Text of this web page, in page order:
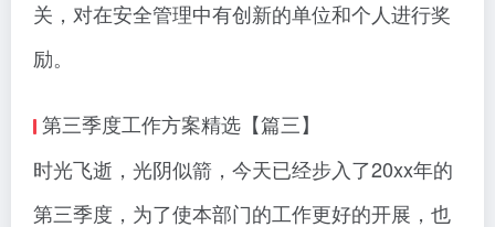
关，对在安全管理中有创新的单位和个人进行奖
励。
第三季度工作方案精选【篇三】
时光飞逝，光阴似箭，今天已经步入了20xx年的
第三季度，为了使本部门的工作更好的开展，也